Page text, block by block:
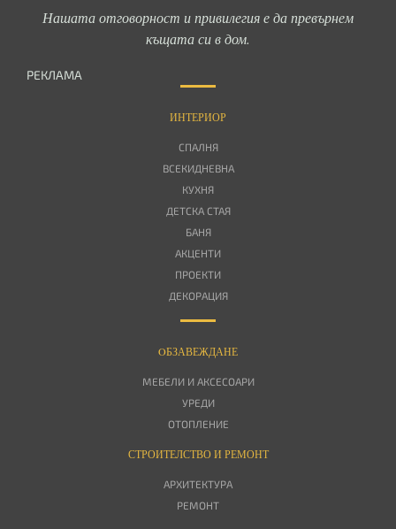
Нашата отговорност и привилегия е да превърнем
къщата си в дом.
РЕКЛАМА
ИНТЕРИОР
СПАЛНЯ
ВСЕКИДНЕВНА
КУХНЯ
ДЕТСКА СТАЯ
БАНЯ
АКЦЕНТИ
ПРОЕКТИ
ДЕКОРАЦИЯ
OБЗАВЕЖДАНЕ
МЕБЕЛИ И АКСЕСОАРИ
УРЕДИ
ОТОПЛЕНИЕ
СТРОИТЕЛСТВО И РЕМОНТ
АРХИТЕКТУРА
РЕМОНТ